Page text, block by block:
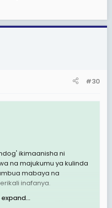
3625092
#30
ikimaanisha ni
na majukumu ya kulinda
mabaya na
inafanya.
ikifuatuwa na viitikio vya